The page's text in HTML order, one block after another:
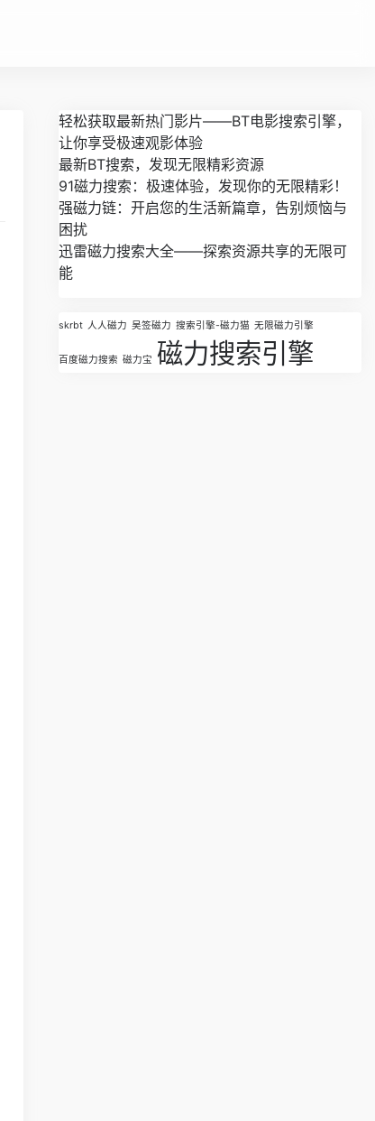
轻松获取最新热门影片——BT电影搜索引擎，
让你享受极速观影体验
最新BT搜索，发现无限精彩资源
91磁力搜索：极速体验，发现你的无限精彩！
强磁力链：开启您的生活新篇章，告别烦恼与
困扰
迅雷磁力搜索大全——探索资源共享的无限可
能
skrbt 人人磁力 吴签磁力 搜索引擎-磁力猫 无限磁力引擎
百度磁力搜索 磁力宝 磁力搜索引擎